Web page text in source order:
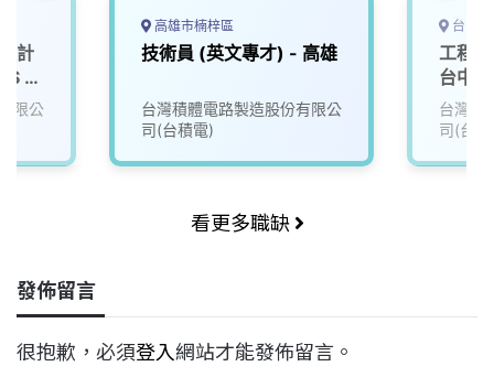
計
&
限公
高雄市楠梓區
技術員 (英文專才) - 高雄
台灣積體電路製造股份有限公
司(台積電)
台中
工程
台中
台灣積
司(台
看更多職缺
發佈留言
很抱歉，必須登入網站才能發佈留言。